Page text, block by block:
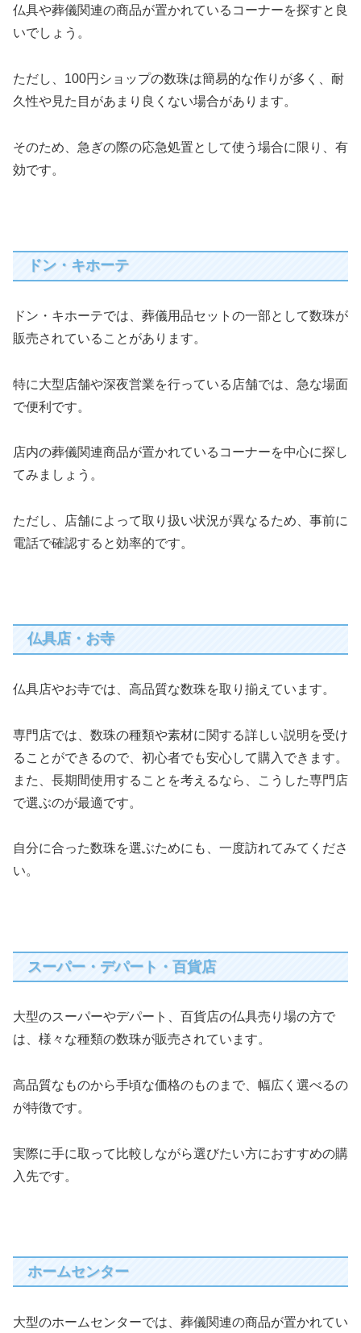
仏具や葬儀関連の商品が置かれているコーナーを探すと良
いでしょう。
ただし、100円ショップの数珠は簡易的な作りが多く、耐
久性や見た目があまり良くない場合があります。
そのため、急ぎの際の応急処置として使う場合に限り、有
効です。
ドン・キホーテ
ドン・キホーテでは、葬儀用品セットの一部として数珠が
販売されていることがあります。
特に大型店舗や深夜営業を行っている店舗では、急な場面
で便利です。
店内の葬儀関連商品が置かれているコーナーを中心に探し
てみましょう。
ただし、店舗によって取り扱い状況が異なるため、事前に
電話で確認すると効率的です。
仏具店・お寺
仏具店やお寺では、高品質な数珠を取り揃えています。
専門店では、数珠の種類や素材に関する詳しい説明を受け
ることができるので、初心者でも安心して購入できます。
また、長期間使用することを考えるなら、こうした専門店
で選ぶのが最適です。
自分に合った数珠を選ぶためにも、一度訪れてみてくださ
い。
スーパー・デパート・百貨店
大型のスーパーやデパート、百貨店の仏具売り場の方で
は、様々な種類の数珠が販売されています。
高品質なものから手頃な価格のものまで、幅広く選べるの
が特徴です。
実際に手に取って比較しながら選びたい方におすすめの購
入先です。
ホームセンター
大型のホームセンターでは、葬儀関連の商品が置かれてい